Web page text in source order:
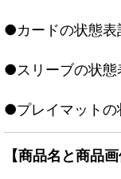
●カードの状態表
●スリーブの状態
●プレイマットの
【商品名と商品